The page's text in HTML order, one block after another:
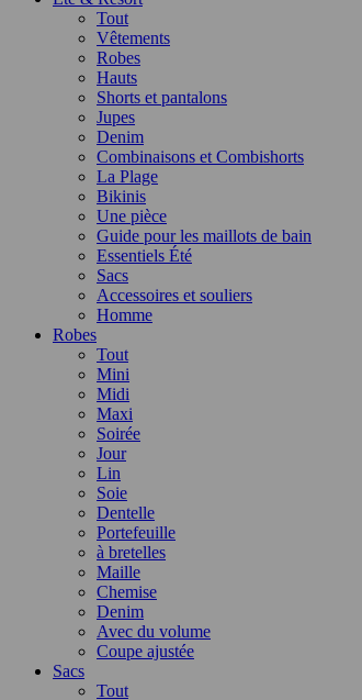
Tout
Vêtements
Robes
Hauts
Shorts et pantalons
Jupes
Denim
Combinaisons et Combishorts
La Plage
Bikinis
Une pièce
Guide pour les maillots de bain
Essentiels Été
Sacs
Accessoires et souliers
Homme
Robes
Tout
Mini
Midi
Maxi
Soirée
Jour
Lin
Soie
Dentelle
Portefeuille
à bretelles
Maille
Chemise
Denim
Avec du volume
Coupe ajustée
Sacs
Tout